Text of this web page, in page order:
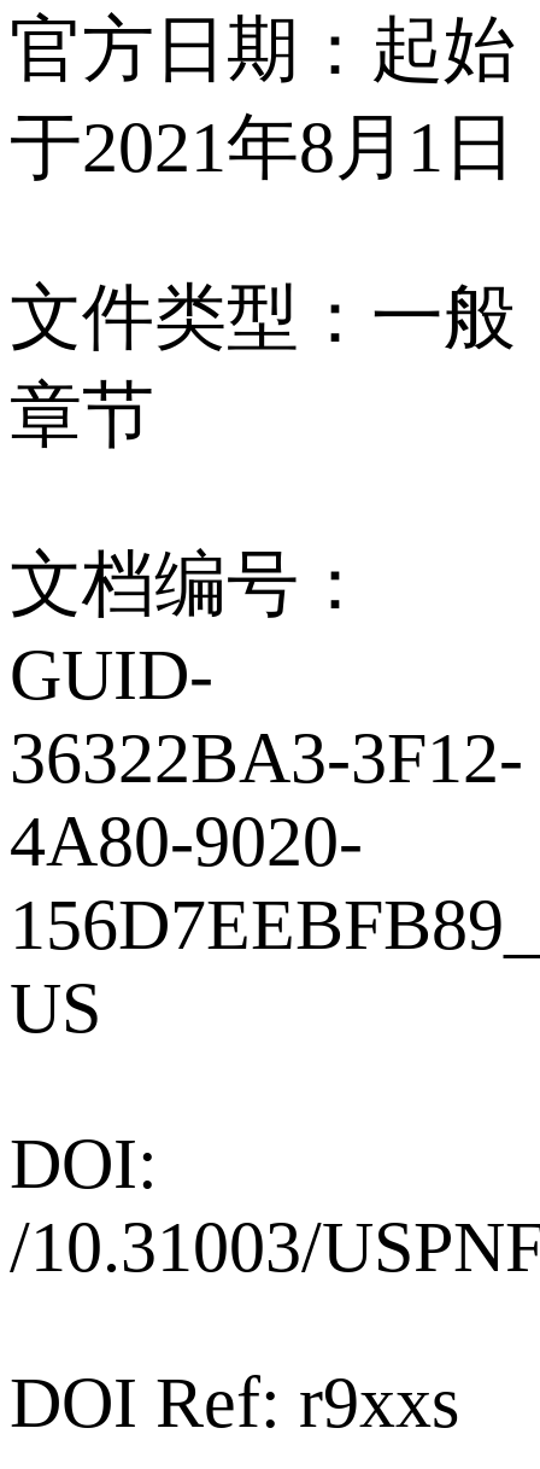
官方日期：起始
于2021年8月1日
文件类型：一般
章节
文档编号：
GUID-
36322BA3-3F12-
4A80-9020-
US
DOI:
/10.31003/
DOI Ref: r9xxs